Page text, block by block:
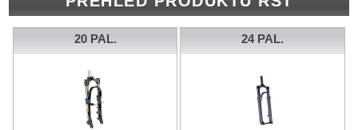
20 PAL. 24 PAL.